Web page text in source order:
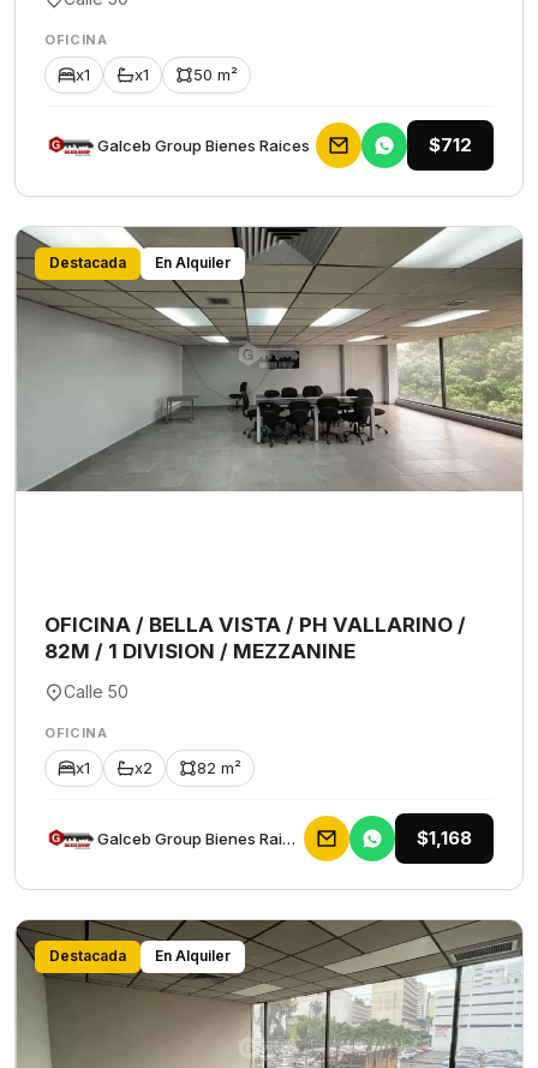
OFICINA
x1 x1 50 m²
Galceb Group Bienes Raices $712
Destacada En Alquiler
OFICINA / BELLA VISTA / PH VALLARINO /
82M / 1 DIVISION / MEZZANINE
Calle 50
OFICINA
x1 x2 82 m²
Galceb Group Bienes Raices $1,168
Destacada En Alquiler